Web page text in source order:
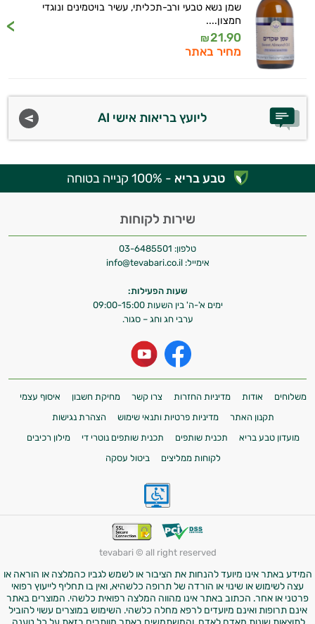
שמן נשא טבעי ורב-תכליתי, עשיר בויטמינים ונוגדי
חמצון....
21.90
₪
מחיר באתר
ליועץ בריאות אישי AI
טבע בריא - 100% קנייה בטוחה
שירות לקוחות
טלפון: 03-6485501
אימייל: info@tevabari.co.il
שעות הפעילות:
ימים א'-ה' בין השעות 09:00-15:00
ערבי חג וחג – סגור.
משלוחים אודות מדיניות החזרות צרו קשר מחיקת חשבון
איסוף עצמי
תקנון האתר
מדיניות פרטיות ותנאי שימוש
הצהרת נגישות
מועדון טבע בריא
תכנית שותפים תכנית שותפים נוטרי די
מילון רכיבים
לקוחות ממליצים
ביטול עסקה
tevabari © all right reserved
המידע באתר אינו מיועד להנחות את הציבור או לשמש לגביו כהמלצה או הוראה או
עצה לשימוש או שינוי או הורדה של תרופה כלשהיא, ואין בו תחליף לייעוץ רפואי
פרטני או אחר. הכתוב באתר אינו מהווה המלצה רפואית כלשהי. המוצרים באתר
אינם תרופות ואינם מיועדים לרפא מחלה כלשהי. השימוש במוצרים עשוי להוביל